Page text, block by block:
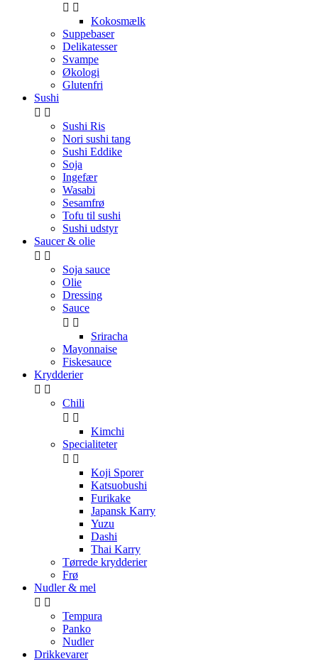
 
Kokosmælk
Suppebaser
Delikatesser
Svampe
Økologi
Glutenfri
Sushi
 
Sushi Ris
Nori sushi tang
Sushi Eddike
Soja
Ingefær
Wasabi
Sesamfrø
Tofu til sushi
Sushi udstyr
Saucer & olie
 
Soja sauce
Olie
Dressing
Sauce
 
Sriracha
Mayonnaise
Fiskesauce
Krydderier
 
Chili
 
Kimchi
Specialiteter
 
Koji Sporer
Katsuobushi
Furikake
Japansk Karry
Yuzu
Dashi
Thai Karry
Tørrede krydderier
Frø
Nudler & mel
 
Tempura
Panko
Nudler
Drikkevarer